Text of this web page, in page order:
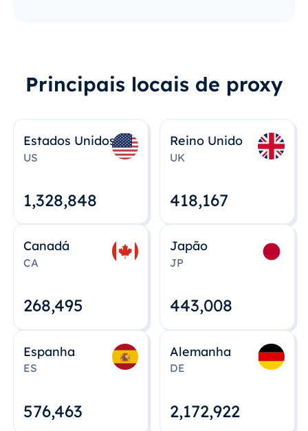
Principais locais de proxy
Estados Unidos
US
1,328,848
Reino Unido
UK
418,167
Canadá
CA
268,495
Japão
JP
443,008
Espanha
ES
576,463
Alemanha
DE
2,172,922